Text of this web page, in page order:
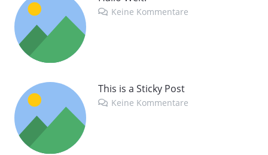
Keine Kommentare
This is a Sticky Post
Keine Kommentare